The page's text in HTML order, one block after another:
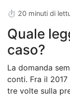
⏱ 20 minuti di
Quale
caso?
La domanda
conti. Fra il
tre volte sulla